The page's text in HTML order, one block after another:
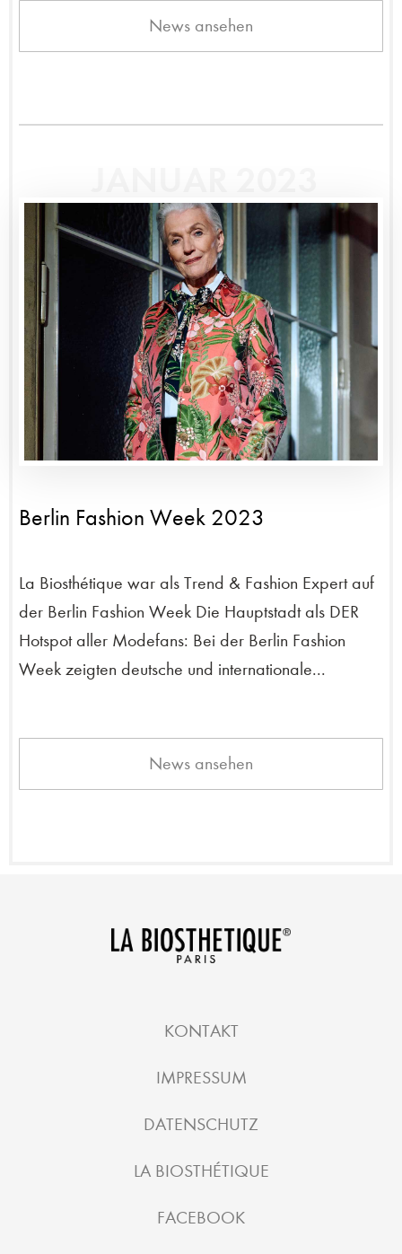
News ansehen
Berlin Fashion Week 2023
La Biosthétique war als Trend & Fashion Expert auf
der Berlin Fashion Week Die Hauptstadt als DER
Hotspot aller Modefans: Bei der Berlin Fashion
Week zeigten deutsche und internationale...
News ansehen
KONTAKT
IMPRESSUM
DATENSCHUTZ
LA BIOSTHÉTIQUE
FACEBOOK